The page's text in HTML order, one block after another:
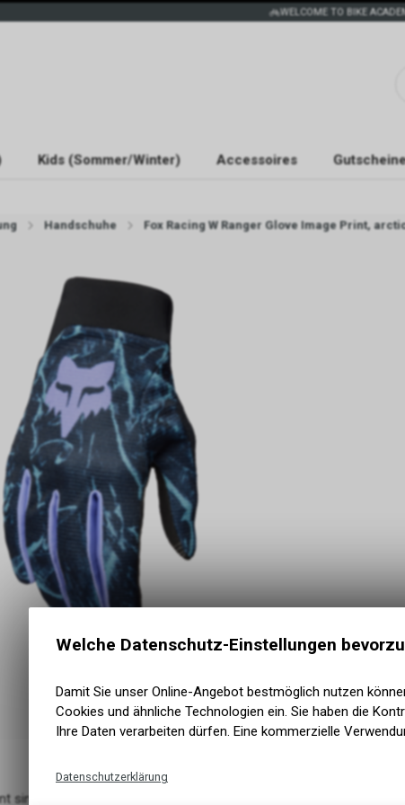
WELCOME TO BIKE
Kids (Sommer/Winter) Accessoires
Handschuhe Fox Racing W Ranger Glove Image Print,
sind bekannt für Leistung und Qualität, die ansonsten nur bei
Welche Datenschutz-Einstellungen
Damit Sie unser Online-Angebot bestmöglich nutzen
Cookies und ähnliche Technologien ein. Sie haben die
Ihre Daten verarbeiten dürfen. Eine kommerzielle
Datenschutzerklärung